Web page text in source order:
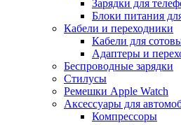
Зарядки для
Блоки питания
Кабели и переходники
Кабели для
Адаптеры и
Беспроводные зарядки
Стилусы
Ремешки Apple Watch
Аксессуары для
Компрессоры